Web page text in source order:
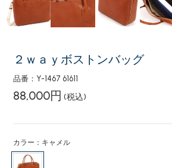
２ｗａｙボストンバッグ
品番：Y-1467 61611
88,000円 (税込)
カラー：キャメル